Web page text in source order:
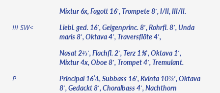
Mixtur 6x, Fagott 16′, Trompete 8′, I/II, III/II.
III SW<
Liebl. ged. 16′, Geigenprinc. 8′, Rohrfl. 8′, Unda
maris 8′, Oktava 4′, Traversflöte 4′,
Nasat 2⅔′, Flachfl. 2′, Terz 1⅗′, Oktava 1′,
Mixtur 4x, Oboe 8′, Trompet 4′, Tremulant.
P
Principal 16’Δ, Subbass 16′, Kvinta 10⅔′, Oktava
8′, Gedackt 8′, Choralbass 4′, Nachthorn